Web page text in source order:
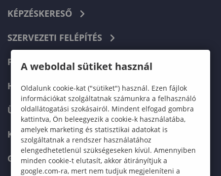
KÉPZÉSKERESŐ
SZERVEZETI FELÉPÍTÉS
FELVÉTELIZŐKNEK
HALLGATÓKNAK
ÜZLETI PARTNEREKNEK
KARRIER
GREEN UNIVERSITY
A weboldal sütiket használ
Oldalunk cookie-kat ("sütiket") használ. Ezen fájlok
információkat szolgáltatnak számunkra a felhasználó
oldallátogatási szokásairól. Mindent elfogad gombra
kattintva, Ön beleegyezik a cookie-k használatába,
amelyek marketing és statisztikai adatokat is
szolgáltatnak a rendszer használatához
elengedhetetlenül szükségeseken kívül. Amennyiben
minden cookie-t elutasít, akkor átirányítjuk a
google.com-ra, mert nem tudjuk megjeleníteni a